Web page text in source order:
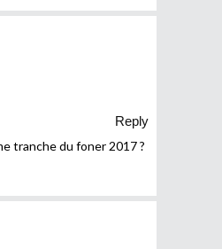
Reply
tranche du foner 2017 ?